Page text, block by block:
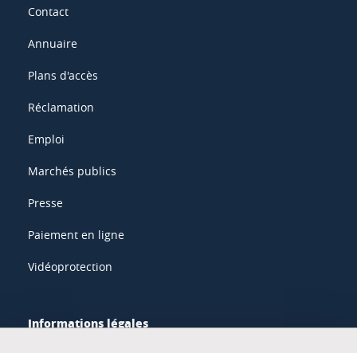
Contact
Annuaire
Plans d'accès
Réclamation
Emploi
Marchés publics
Presse
Paiement en ligne
Vidéoprotection
Informations légales